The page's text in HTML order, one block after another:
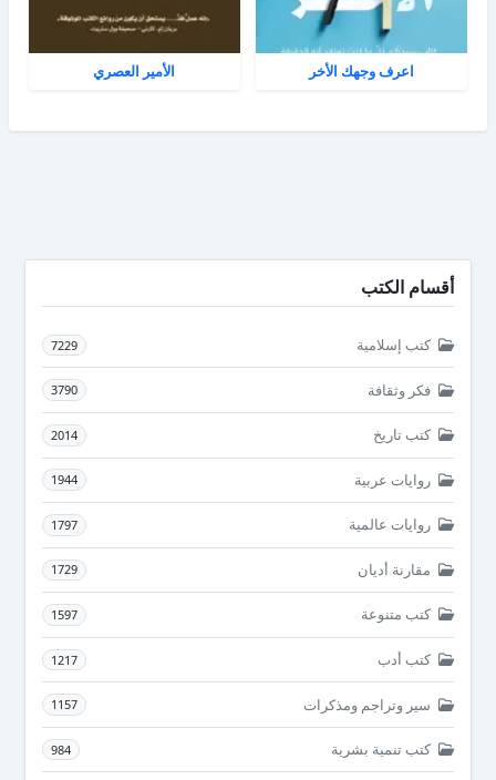
اعرف وجهك الأخر الأمير العصري
أقسام الكتب
كتب إسلامية 7229
فكر وثقافة 3790
كتب تاريخ 2014
روايات عربية 1944
روايات عالمية 1797
مقارنة أديان 1729
كتب متنوعة 1597
كتب أدب 1217
سير وتراجم ومذكرات 1157
كتب تنمية بشرية 984